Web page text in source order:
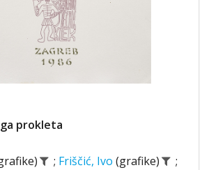
prokleta
; Friščić, Ivo (grafike)
;